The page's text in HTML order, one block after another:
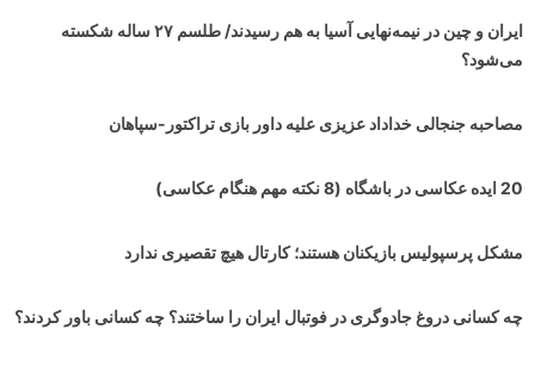
ایران و چین در نیمه‌نهایی آسیا به هم رسیدند/ طلسم ۲۷ ساله شکسته
می‌شود؟
مصاحبه جنجالی خداداد عزیزی علیه داور بازی تراکتور-سپاهان
20 ایده عکاسی در باشگاه (8 نکته مهم هنگام عکاسی)
مشکل پرسپولیس بازیکنان هستند؛ کارتال هیچ تقصیری ندارد
چه کسانی دروغ جادوگری در فوتبال ایران را ساختند؟ چه کسانی باور کردند؟